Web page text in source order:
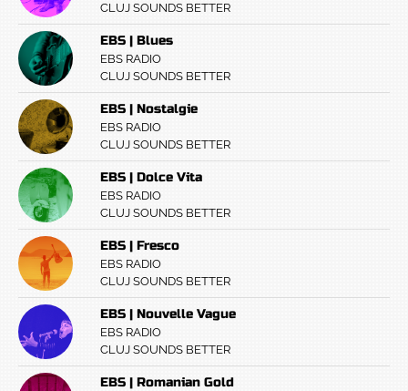
CLUJ SOUNDS BETTER
EBS | Blues
EBS RADIO
CLUJ SOUNDS BETTER
EBS | Nostalgie
EBS RADIO
CLUJ SOUNDS BETTER
EBS | Dolce Vita
EBS RADIO
CLUJ SOUNDS BETTER
EBS | Fresco
EBS RADIO
CLUJ SOUNDS BETTER
EBS | Nouvelle Vague
EBS RADIO
CLUJ SOUNDS BETTER
EBS | Romanian Gold